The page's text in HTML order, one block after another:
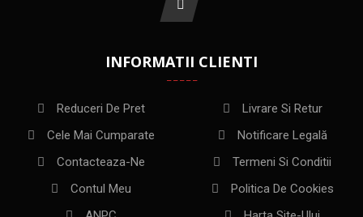
INFORMATII CLIENTI
Reduceri De Pret
Cele Mai Cumparate
Contacteaza-Ne
Contul Meu
Livrare Si Retur
Notificare Legală
Termeni Si Conditii
Politica De Cookies